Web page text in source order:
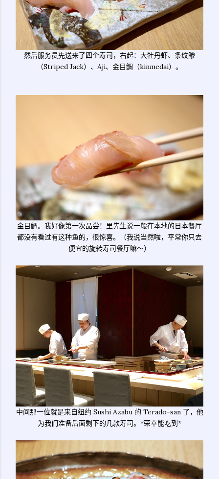
然后服务员先送来了四个寿司，右起：大牡丹虾、条纹鲹
（Striped Jack）、Aji、金目鲷（kinmedai）。
金目鲷。我好像第一次品尝！里先生说一般在本地的日本餐厅
都没有看过有这种鱼的，很惊喜。（我说当然啦，平常你只去
便宜的旋转寿司餐厅嘛～）
中间那一位就是来自纽约 Sushi Azabu 的 Terado-san 了，他
为我们准备后面剩下的几款寿司。*荣幸能吃到*